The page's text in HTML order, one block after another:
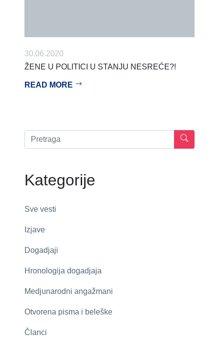
30.06.2020
ŽENE U POLITICI U STANJU NESREĆE?!
READ MORE
Kategorije
Sve vesti
Izjave
Dogadjaji
Hronologija dogadjaja
Medjunarodni angažmani
Otvorena pisma i beleške
Članci